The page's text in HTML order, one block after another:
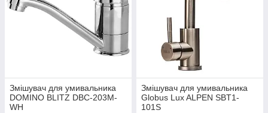
Змішувач для умивальника
DOMINO BLITZ DBC-203M-
WH
Змішувач для умивальника
Globus Lux ALPEN SBT1-
101S